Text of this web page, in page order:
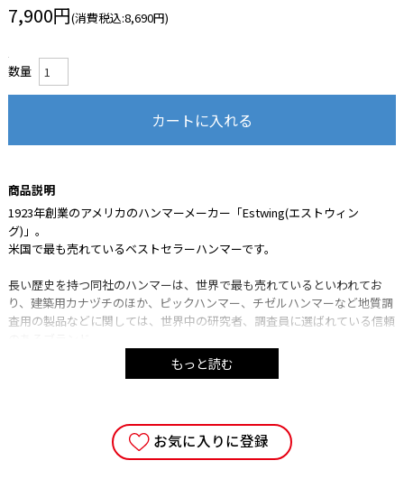
7,900円(消費税込:8,690円)
数量
商品説明
1923年創業のアメリカのハンマーメーカー「Estwing(エストウィン
グ)」。
米国で最も売れているベストセラーハンマーです。
長い歴史を持つ同社のハンマーは、世界で最も売れているといわれてお
り、建築用カナヅチのほか、ピックハンマー、チゼルハンマーなど地質調
査用の製品などに関しては、世界中の研究者、調査員に選ばれている信頼
こちらの商品は、スチールと、ウッドグリップのコンビとなり、見た目に
グリップ：ヒッコリー材
もっと読む
お気に入りに登録